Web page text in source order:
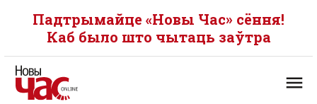
Падтрымайце «Новы Час» сёння!
Каб было што чытаць заўтра